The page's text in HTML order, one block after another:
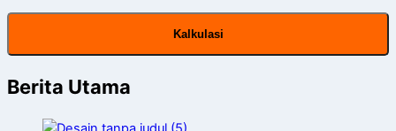
Kalkulasi
Berita Utama